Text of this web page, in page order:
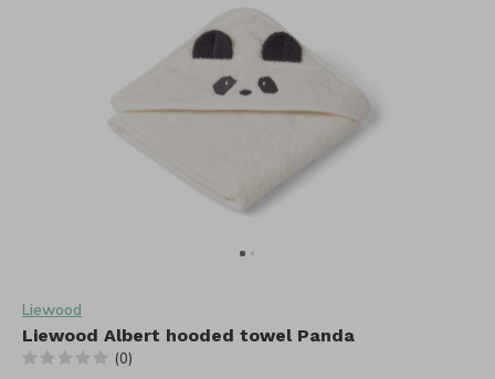
Liewood
Liewood Albert hooded towel Panda
(0)